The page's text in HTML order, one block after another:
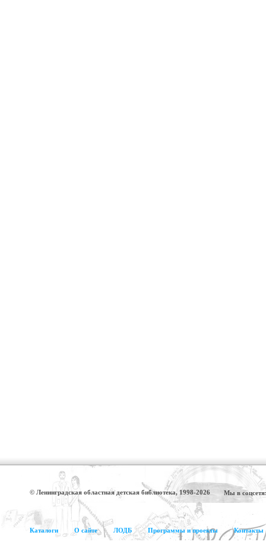
© Ленинградская областная детская библиотека, 1998-2026 Мы в
Каталоги О сайте ЛОДБ Программы и проекты Контакты